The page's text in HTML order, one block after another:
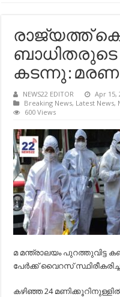
രാജ്യത്ത്
ബാധിതരുടെ
കടന്നു :
NEWS22 EDITOR
Apr 15,
Breaking News, Latest News,
600 Views
മ മന്ത്രാലയം പുറത്തുവിട്ട
പേര്‍ക്ക് വൈറസ്
കഴിഞ്ഞ 24